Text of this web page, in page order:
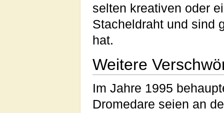
selten kreativen oder
Stacheldraht und sind
hat.
Weitere
Im Jahre 1995
Dromedare seien an